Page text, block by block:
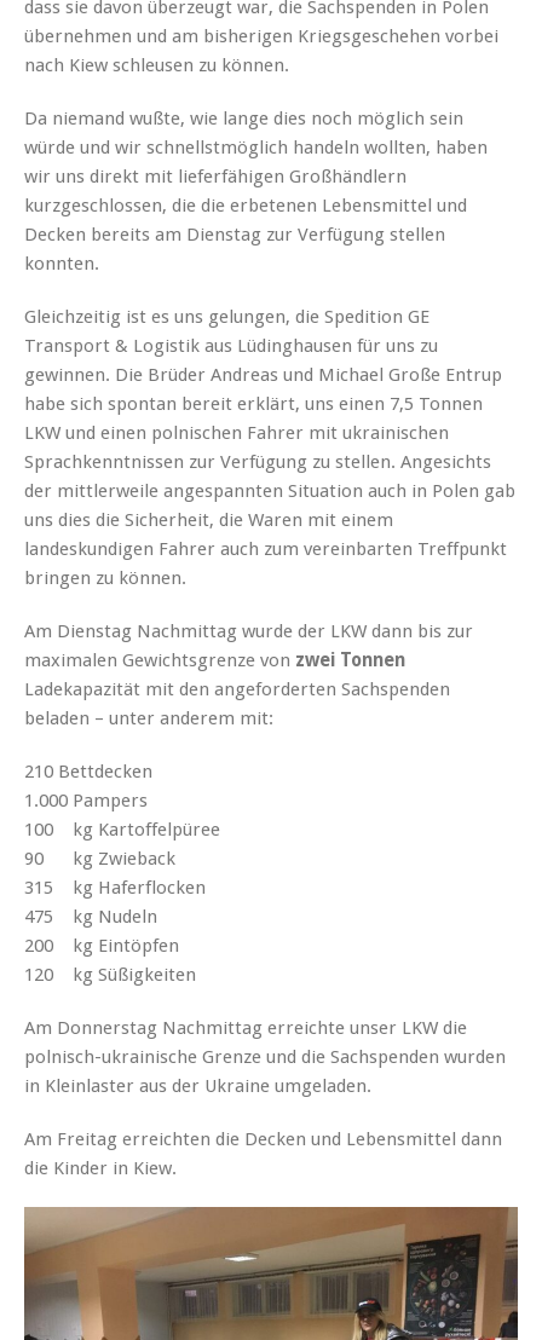
dass sie davon überzeugt war, die Sachspenden in Polen
übernehmen und am bisherigen Kriegsgeschehen vorbei
nach Kiew schleusen zu können.
Da niemand wußte, wie lange dies noch möglich sein
würde und wir schnellstmöglich handeln wollten, haben
wir uns direkt mit lieferfähigen Großhändlern
kurzgeschlossen, die die erbetenen Lebensmittel und
Decken bereits am Dienstag zur Verfügung stellen
konnten.
Gleichzeitig ist es uns gelungen, die Spedition GE
Transport & Logistik aus Lüdinghausen für uns zu
gewinnen. Die Brüder Andreas und Michael Große Entrup
habe sich spontan bereit erklärt, uns einen 7,5 Tonnen
LKW und einen polnischen Fahrer mit ukrainischen
Sprachkenntnissen zur Verfügung zu stellen. Angesichts
der mittlerweile angespannten Situation auch in Polen gab
uns dies die Sicherheit, die Waren mit einem
landeskundigen Fahrer auch zum vereinbarten Treffpunkt
bringen zu können.
Am Dienstag Nachmittag wurde der LKW dann bis zur
maximalen Gewichtsgrenze von zwei Tonnen
Ladekapazität mit den angeforderten Sachspenden
beladen – unter anderem mit:
210 Bettdecken
1.000 Pampers
100 kg Kartoffelpüree
90 kg Zwieback
315 kg Haferflocken
475 kg Nudeln
200 kg Eintöpfen
120 kg Süßigkeiten
Am Donnerstag Nachmittag erreichte unser LKW die
polnisch-ukrainische Grenze und die Sachspenden wurden
in Kleinlaster aus der Ukraine umgeladen.
Am Freitag erreichten die Decken und Lebensmittel dann
die Kinder in Kiew.